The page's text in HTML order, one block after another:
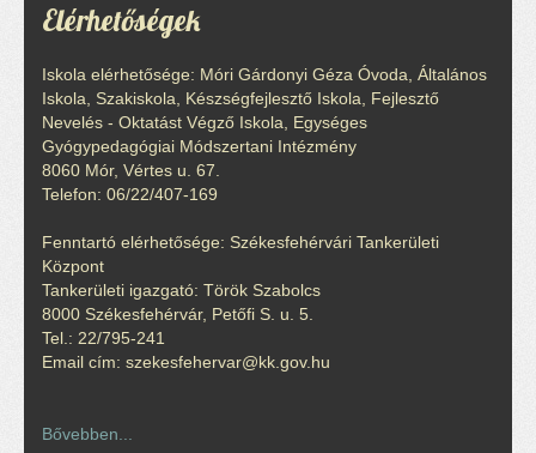
Elérhetőségek
Iskola elérhetősége: Móri Gárdonyi Géza Óvoda, Általános
Iskola, Szakiskola, Készségfejlesztő Iskola, Fejlesztő
Nevelés - Oktatást Végző Iskola, Egységes
Gyógypedagógiai Módszertani Intézmény
8060 Mór, Vértes u. 67.
Telefon: 06/22/407-169
Fenntartó elérhetősége: Székesfehérvári Tankerületi
Központ
Tankerületi igazgató: Török Szabolcs
8000 Székesfehérvár, Petőfi S. u. 5.
Tel.: 22/795-241
Email cím: szekesfehervar@kk.gov.hu
Bővebben...